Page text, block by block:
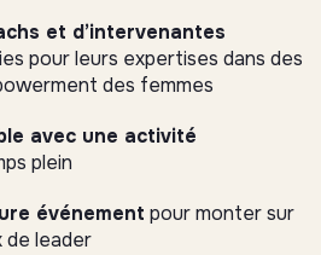
et d’intervenantes
pour leurs expertises dans des
des femmes
avec une activité
plein
événement pour monter sur
de leader